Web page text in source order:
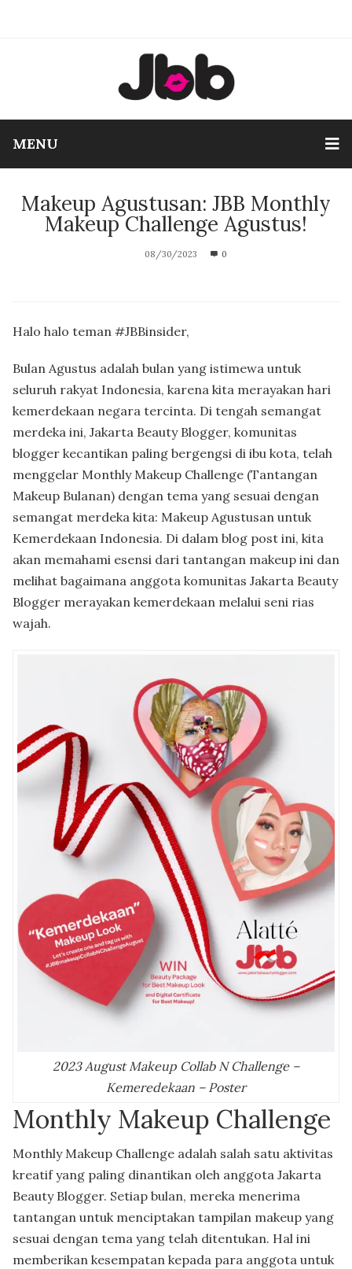
MENU
Makeup Agustusan: JBB Monthly
Makeup Challenge Agustus!
08/30/2023 0
Halo halo teman #JBBinsider,
Bulan Agustus adalah bulan yang istimewa untuk
seluruh rakyat Indonesia, karena kita merayakan hari
kemerdekaan negara tercinta. Di tengah semangat
merdeka ini, Jakarta Beauty Blogger, komunitas
blogger kecantikan paling bergengsi di ibu kota, telah
menggelar Monthly Makeup Challenge (Tantangan
Makeup Bulanan) dengan tema yang sesuai dengan
semangat merdeka kita: Makeup Agustusan untuk
Kemerdekaan Indonesia. Di dalam blog post ini, kita
akan memahami esensi dari tantangan makeup ini dan
melihat bagaimana anggota komunitas Jakarta Beauty
Blogger merayakan kemerdekaan melalui seni rias
wajah.
2023 August Makeup Collab N Challenge –
Kemeredekaan – Poster
Monthly Makeup Challenge
Monthly Makeup Challenge adalah salah satu aktivitas
kreatif yang paling dinantikan oleh anggota Jakarta
Beauty Blogger. Setiap bulan, mereka menerima
tantangan untuk menciptakan tampilan makeup yang
sesuai dengan tema yang telah ditentukan. Hal ini
memberikan kesempatan kepada para anggota untuk